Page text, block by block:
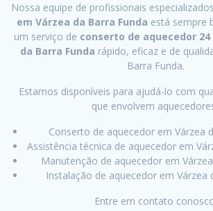
Nossa equipe de profissionais
em Várzea da Barra Funda está sempre
um serviço de conserto de aquecedor
da Barra Funda rápido, eficaz e de
Barra Funda.
Estamos disponíveis para ajudá-lo com
que envolvem
Conserto de aquecedor em Várzea
Assistência técnica de aquecedor em
Manutenção de aquecedor em
Instalação de aquecedor em Várzea
Entre em contato